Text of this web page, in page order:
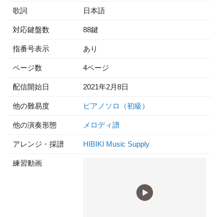
歌詞 日本語
対応鍵盤数 88鍵
指番号表示 あり
ページ数 4ページ
配信開始日 2021年2月8日
他の難易度 ピアノソロ（初級）
他の演奏形態 メロディ譜
アレンジ・採譜 HIBIKI Music Supply
練習動画